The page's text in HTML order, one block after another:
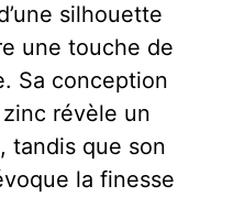
silhouette
une touche de
Sa conception
révèle un
tandis que son
la finesse